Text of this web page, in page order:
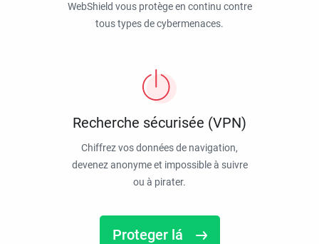
WebShield vous protège en continu contre
tous types de cybermenaces.
Recherche sécurisée (VPN)
Chiffrez vos données de navigation,
devenez anonyme et impossible à suivre
ou à pirater.
Proteger lá